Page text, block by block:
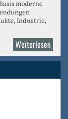
moderne
Industrie,
Weiterlesen
Crank